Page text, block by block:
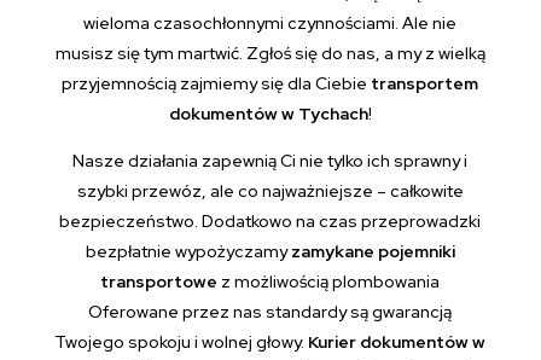
wieloma czasochłonnymi czynnościami. Ale nie
musisz się tym martwić. Zgłoś się do nas, a my z wielką
przyjemnością zajmiemy się dla Ciebie transportem
dokumentów w Tychach!
Nasze działania zapewnią Ci nie tylko ich sprawny i
szybki przewóz, ale co najważniejsze – całkowite
bezpieczeństwo. Dodatkowo na czas przeprowadzki
bezpłatnie wypożyczamyzamykane pojemniki
transportowe z możliwością plombowania
Oferowane przez nas standardy są gwarancją
Twojego spokoju i wolnej głowy. Kurier dokumentów w